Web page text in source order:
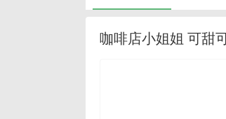
咖啡店小姐姐 可甜